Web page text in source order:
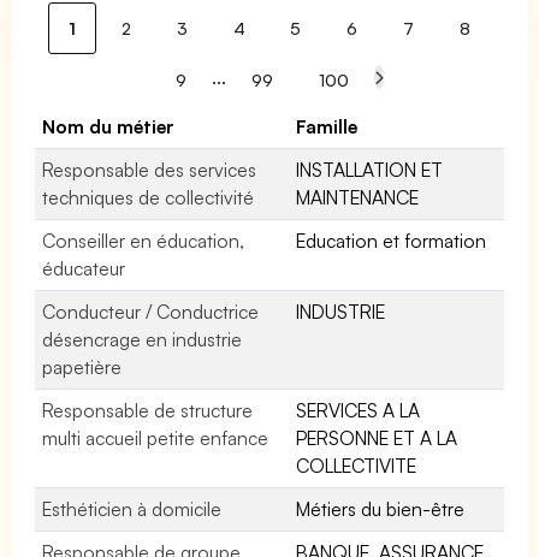
1 2 3 4 5 6 7 8
9 ... 99 100
Nom du métier
Famille
Responsable des services
techniques de collectivité
INSTALLATION ET
MAINTENANCE
Conseiller en éducation,
éducateur
Education et formation
Conducteur / Conductrice
désencrage en industrie
papetière
INDUSTRIE
Responsable de structure
multi accueil petite enfance
SERVICES A LA
PERSONNE ET A LA
COLLECTIVITE
Esthéticien à domicile
Métiers du bien-être
Responsable de groupe
BANQUE, ASSURANCE,